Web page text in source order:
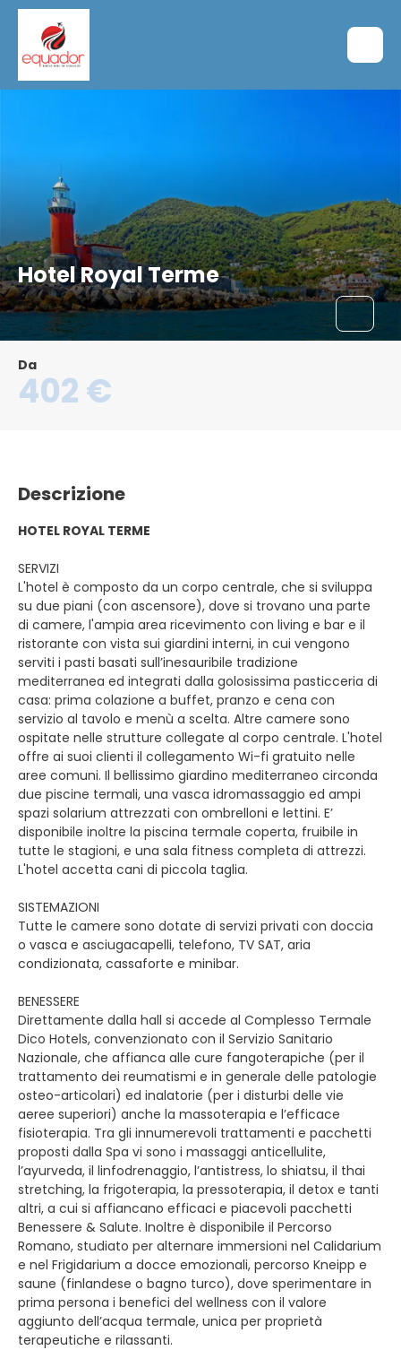
Hotel Royal Terme
Da
402 €
Descrizione
HOTEL ROYAL TERME
SERVIZI
L'hotel è composto da un corpo centrale, che si sviluppa
su due piani (con ascensore), dove si trovano una parte
di camere, l'ampia area ricevimento con living e bar e il
ristorante con vista sui giardini interni, in cui vengono
serviti i pasti basati sull’inesauribile tradizione
mediterranea ed integrati dalla golosissima pasticceria di
casa: prima colazione a buffet, pranzo e cena con
servizio al tavolo e menù a scelta. Altre camere sono
ospitate nelle strutture collegate al corpo centrale. L'hotel
offre ai suoi clienti il collegamento Wi-fi gratuito nelle
aree comuni. Il bellissimo giardino mediterraneo circonda
due piscine termali, una vasca idromassaggio ed ampi
spazi solarium attrezzati con ombrelloni e lettini. E’
disponibile inoltre la piscina termale coperta, fruibile in
tutte le stagioni, e una sala fitness completa di attrezzi.
L'hotel accetta cani di piccola taglia.
SISTEMAZIONI
Tutte le camere sono dotate di servizi privati con doccia
o vasca e asciugacapelli, telefono, TV SAT, aria
condizionata, cassaforte e minibar.
BENESSERE
Direttamente dalla hall si accede al Complesso Termale
Dico Hotels, convenzionato con il Servizio Sanitario
Nazionale, che affianca alle cure fangoterapiche (per il
trattamento dei reumatismi e in generale delle patologie
osteo-articolari) ed inalatorie (per i disturbi delle vie
aeree superiori) anche la massoterapia e l’efficace
fisioterapia. Tra gli innumerevoli trattamenti e pacchetti
proposti dalla Spa vi sono i massaggi anticellulite,
l’ayurveda, il linfodrenaggio, l’antistress, lo shiatsu, il thai
stretching, la frigoterapia, la pressoterapia, il detox e tanti
altri, a cui si affiancano efficaci e piacevoli pacchetti
Benessere & Salute. Inoltre è disponibile il Percorso
Romano, studiato per alternare immersioni nel Calidarium
e nel Frigidarium a docce emozionali, percorso Kneipp e
saune (finlandese o bagno turco), dove sperimentare in
prima persona i benefici del wellness con il valore
aggiunto dell’acqua termale, unica per proprietà
terapeutiche e rilassanti.